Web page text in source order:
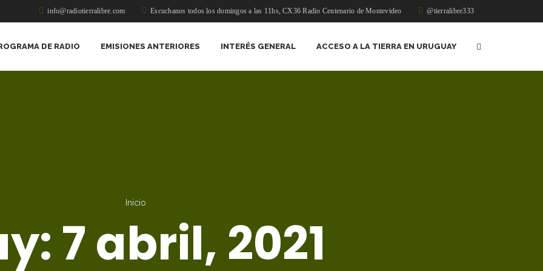
info@radiotierralibre.com Escuchanos todos los domingos a las 11hs, CX36 Radio Centenario de Montevideo @tierralibre333
DE RADIO EMISIONES ANTERIORES INTERÉS GENERAL ACCESO A LA TIERRA EN URUGUAY
Inicio
7 abril, 2021